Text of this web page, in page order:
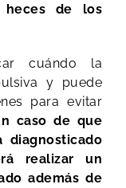
heces de los
cuándo la
y puede
para evitar
caso de que
diagnosticado
realizar un
además de